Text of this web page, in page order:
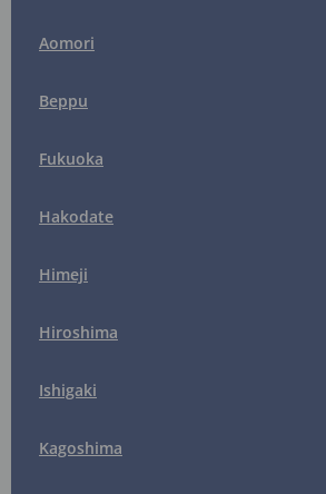
Aomori
Beppu
Fukuoka
Hakodate
Himeji
Hiroshima
Ishigaki
Kagoshima